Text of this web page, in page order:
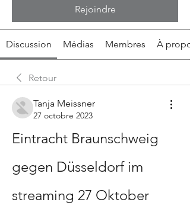
Rejoindre
Discussion Médias Membres À
Retour
Tanja Meissner
27 octobre 2023
Eintracht Braunschweig
gegen Düsseldorf im
streaming 27 Oktober